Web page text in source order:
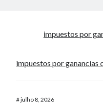
impuestos por
impuestos por ganancias
#julho 8, 2026